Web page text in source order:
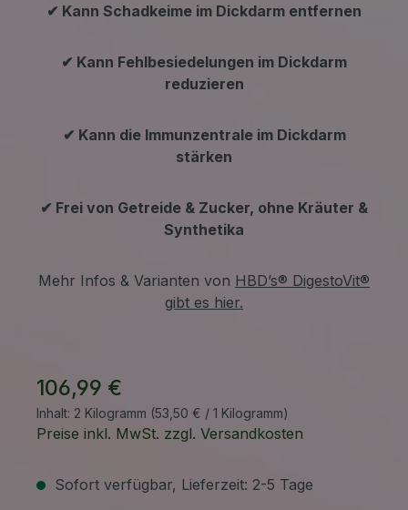
✔ Kann Schadkeime im Dickdarm entfernen
✔ Kann Fehlbesiedelungen im Dickdarm
reduzieren
✔ Kann die Immunzentrale im Dickdarm
stärken
✔ Frei von Getreide & Zucker, ohne Kräuter &
Synthetika
Mehr Infos & Varianten von HBD’s® DigestoVit®
gibt es hier.
106,99 €
Inhalt: 2 Kilogramm (53,50 € / 1 Kilogramm)
Preise inkl. MwSt. zzgl. Versandkosten
Sofort verfügbar, Lieferzeit: 2-5 Tage